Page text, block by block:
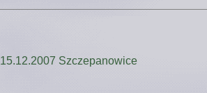
15.12.2007 Szczepanowice